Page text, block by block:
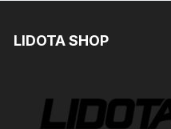
LIDOTA SHOP